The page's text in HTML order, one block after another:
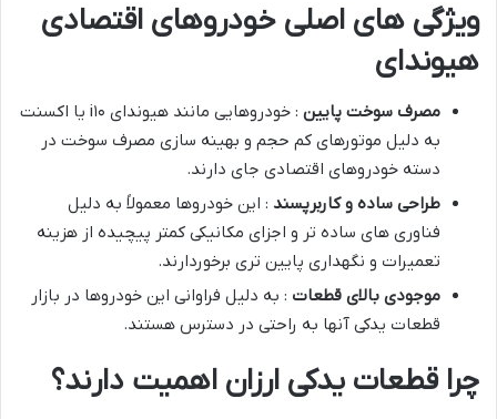
ویژگی های اصلی خودروهای اقتصادی
هیوندای
مصرف سوخت پایین
: خودروهایی مانند هیوندای i۱۰ یا اکسنت
به دلیل موتورهای کم حجم و بهینه سازی مصرف سوخت در
دسته خودروهای اقتصادی جای دارند.
طراحی ساده و کاربرپسند : این خودروها معمولاً به دلیل
فناوری های ساده تر و اجزای مکانیکی کمتر پیچیده از هزینه
تعمیرات و نگهداری پایین تری برخوردارند.
موجودی بالای قطعات : به دلیل فراوانی این خودروها در بازار
قطعات یدکی آنها به راحتی در دسترس هستند.
چرا قطعات یدکی ارزان اهمیت دارند؟